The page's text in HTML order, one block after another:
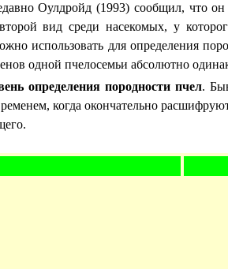
Оулдройд (1993) сообщил, что
вид среди насекомых, у
использовать для определения
одной пчелосемьи абсолютно
определения породности пчел.
когда окончательно